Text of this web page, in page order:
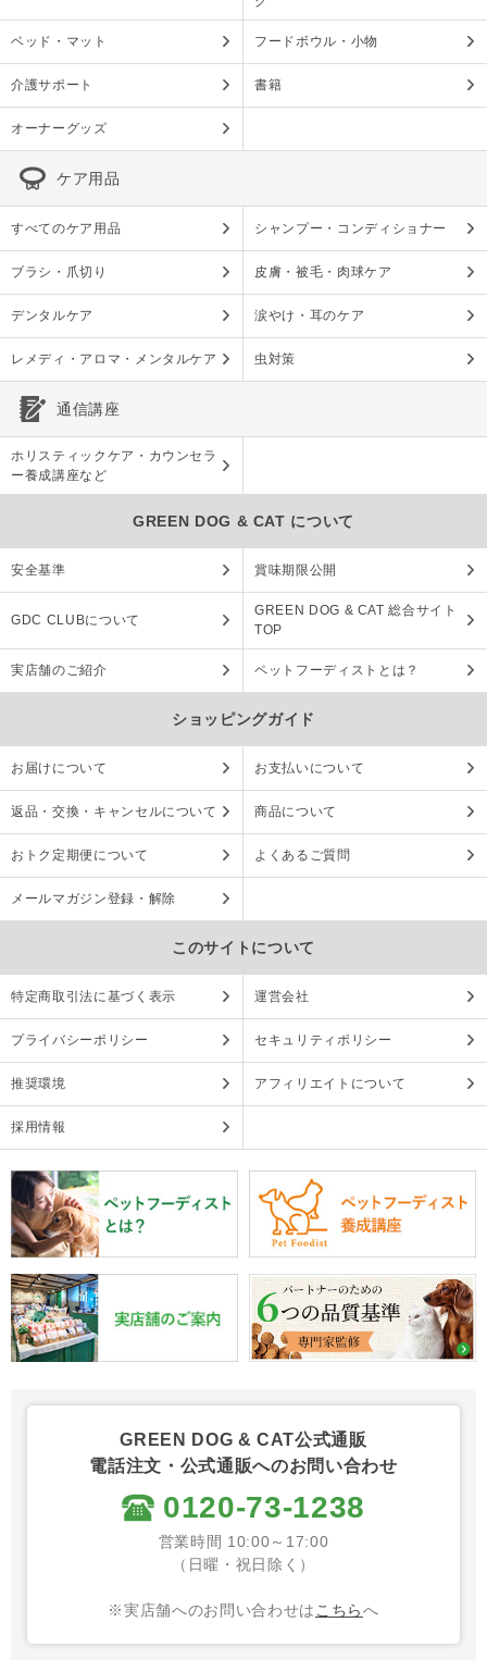
ベッド・マット フードボウル・小物
介護サポート 書籍
オーナーグッズ
ケア用品
すべてのケア用品 シャンプー・コンディショナー
ブラシ・爪切り 皮膚・被毛・肉球ケア
デンタルケア 涙やけ・耳のケア
レメディ・アロマ・メンタルケア 虫対策
通信講座
ホリスティックケア・カウンセラ
ー養成講座など
GREEN DOG & CAT について
安全基準 賞味期限公開
GDC CLUBについて
GREEN DOG & CAT 総合サイト
TOP
実店舗のご紹介 ペットフーディストとは？
ショッピングガイド
お届けについて お支払いについて
返品・交換・キャンセルについて 商品について
おトク定期便について よくあるご質問
メールマガジン登録・解除
このサイトについて
特定商取引法に基づく表示 運営会社
プライバシーポリシー セキュリティポリシー
推奨環境 アフィリエイトについて
採用情報
GREEN DOG & CAT公式通販
電話注文・公式通販へのお問い合わせ
0120-73-1238
営業時間 10:00～17:00
（日曜・祝日除く）
※実店舗へのお問い合わせは こちらへ